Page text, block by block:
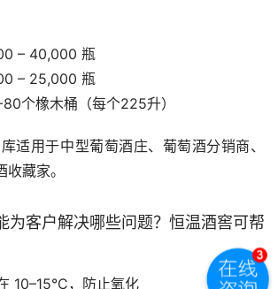
– 40,000 瓶
– 25,000 瓶
个橡木桶（每个225升）
适用于中型葡萄酒庄、葡萄酒分销商、
藏家。
为客户解决哪些问题？恒温酒窖可帮
10–15°C，防止氧化